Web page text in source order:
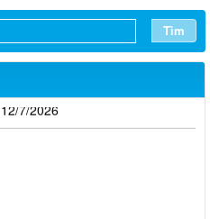
Tìm
7/2026
7/2026
7/2026